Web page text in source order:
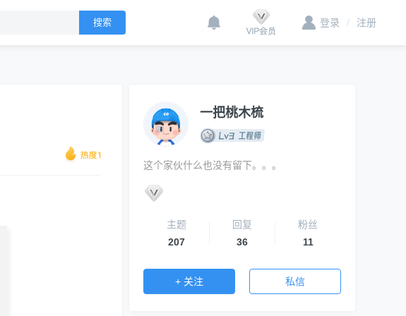
登录 / 注册
一把桃木梳
这个家伙什么也没有留下。。。
主题
207
回复
36
粉丝
11
+ 关注 私信